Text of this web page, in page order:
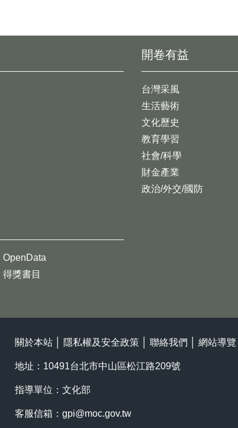
開卷有益
台灣采風
生活藝術
文化歷史
教育學習
社會/科學
財金產業
政治/外交/國防
OpenData
得獎書目
關於本站 隱私權及安全政策 聯絡我們 網站導覽
地址：10491台北市中山區松江路209號
指導單位：文化部
客服信箱： gpi@moc.gov.tw